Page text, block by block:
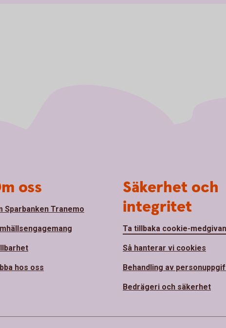
oss
Sparbanken Tranemo
hos oss
Säkerhet och
integritet
Ta tillbaka cookie-
Så hanterar vi cookies
Behandling av
Bedrägeri och säkerhet